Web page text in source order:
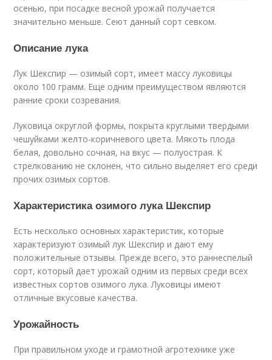
осенью, при посадке весной урожай получается
значительно меньше. Сеют данный сорт севком.
Описание лука
Лук Шекспир — озимый сорт, имеет массу луковицы
около 100 грамм. Еще одним преимуществом являются
ранние сроки созревания.
Луковица округлой формы, покрыта круглыми твердыми
чешуйками желто-коричневого цвета. Мякоть плода
белая, довольно сочная, на вкус — полуострая. К
стрелкованию не склонен, что сильно выделяет его среди
прочих озимых сортов.
Характеристика озимого лука Шекспир
Есть несколько основных характеристик, которые
характеризуют озимый лук Шекспир и дают ему
положительные отзывы. Прежде всего, это раннеспелый
сорт, который дает урожай одним из первых среди всех
известных сортов озимого лука. Луковицы имеют
отличные вкусовые качества.
Урожайность
При правильном уходе и грамотной агротехнике уже